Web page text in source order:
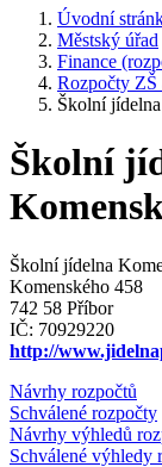
Úvodní
Městský úřad
Finance
Rozpočty ZŠ
Školní
Školní
Školní jídelna
Komenského 458
742 58 Příbor
IČ: 70929220
http://
Návrhy rozpočtů
Schválené rozpočty
Návrhy výhledů
Schválené výhledy